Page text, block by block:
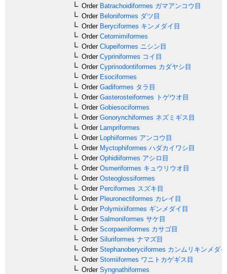
OrderBatrachoidiformes ガマアンコウ目
OrderBeloniformes ダツ目
OrderBeryciformes キンメダイ目
OrderCetomimiformes
OrderClupeiformes ニシン目
OrderCypriniformes コイ目
OrderCyprinodontiformes カダヤシ目
OrderEsociformes
OrderGadiformes タラ目
OrderGasterosteiformes トゲウオ目
OrderGobiesociformes
OrderGonorynchiformes ネズミギス目
OrderLampriformes
OrderLophiiformes アンコウ目
OrderMyctophiformes ハダカイワシ目
OrderOphidiiformes アシロ目
OrderOsmeriformes キュウリウオ目
OrderOsteoglossiformes
OrderPerciformes スズキ目
OrderPleuronectiformes カレイ目
OrderPolymixiiformes ギンメダイ目
OrderSalmoniformes サケ目
OrderScorpaeniformes カサゴ目
OrderSiluriformes ナマズ目
OrderStephanoberyciformes カンムリキンメダ
OrderStomiiformes ワニトカゲギス目
OrderSyngnathiformes